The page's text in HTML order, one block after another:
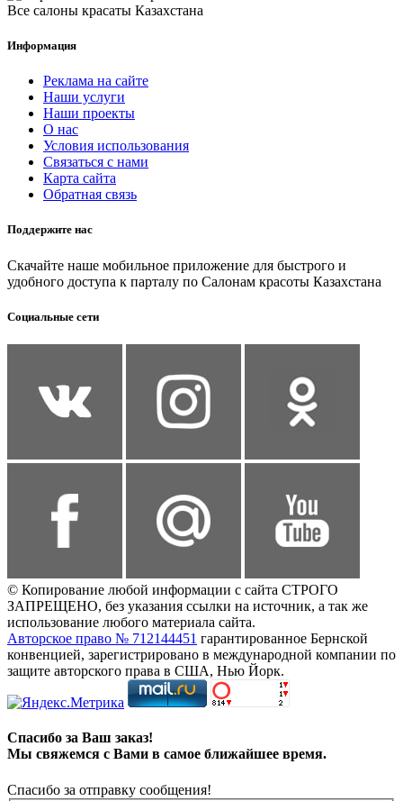
Все салоны красаты Казахстана
Информация
Реклама на сайте
Наши услуги
Наши проекты
О нас
Условия использования
Связаться с нами
Карта сайта
Обратная связь
Поддержите нас
Скачайте наше мобильное приложение для быстрого и
удобного доступа к парталу по Салонам красоты Казахстана
Социальные сети
© Копирование любой информации с сайта СТРОГО
ЗАПРЕЩЕНО, без указания ссылки на источник, а так же
использование любого материала сайта.
Авторское право № 712144451 гарантированное Бернской
конвенцией, зарегистрировано в международной компании по
защите авторского права в США, Нью Йорк.
Спасибо за Ваш заказ!
Мы свяжемся с Вами в самое ближайшее время.
Спасибо за отправку сообщения!